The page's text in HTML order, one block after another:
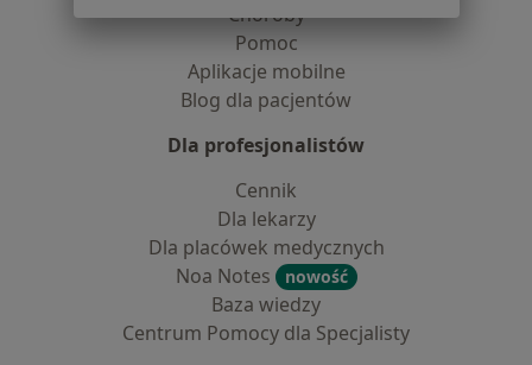
Choroby
Pomoc
Aplikacje mobilne
Blog dla pacjentów
Dla profesjonalistów
Cennik
Dla lekarzy
Dla placówek medycznych
Noa Notes
nowość
Baza wiedzy
Centrum Pomocy dla Specjalisty